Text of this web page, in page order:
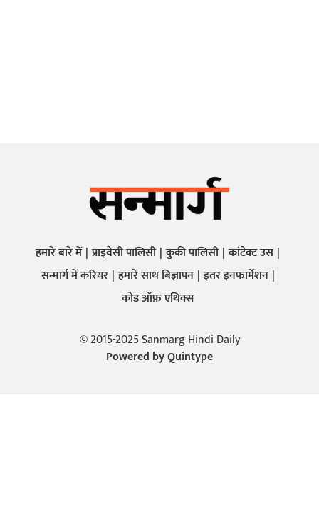
हमारे बारे में प्राइवेसी पालिसी कुकी पालिसी कांटेक्ट उस
सन्मार्ग में करियर हमारे साथ बिज्ञापन इतर इनफार्मेशन
कोड ऑफ़ एथिक्स
© 2015-2025 Sanmarg Hindi Daily
Powered byQuintype